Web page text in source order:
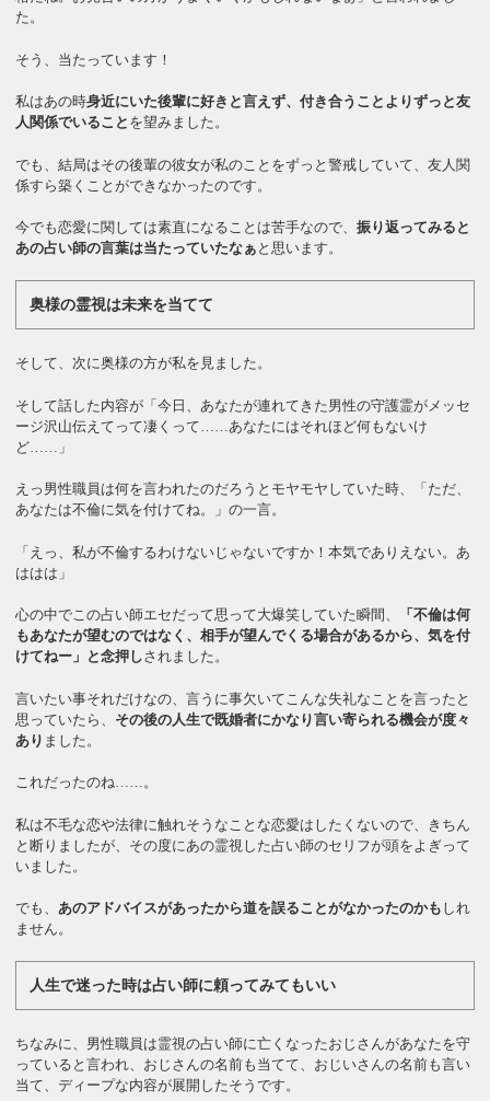
た。
そう、当たっています！
私はあの時身近にいた後輩に好きと言えず、付き合うことよりずっと友
人関係でいること を望みました。
でも、結局はその後輩の彼女が私のことをずっと警戒していて、友人関
係すら築くことができなかったのです。
今でも恋愛に関しては素直になることは苦手なので、振り返ってみると
あの占い師の言葉は当たっていたなぁ と思います。
奥様の霊視は未来を当てて
そして、次に奥様の方が私を見ました。
そして話した内容が「今日、あなたが連れてきた男性の守護霊がメッセ
ージ沢山伝えてって凄くって……あなたにはそれほど何もないけ
ど……」
えっ男性職員は何を言われたのだろうとモヤモヤしていた時、「ただ、
あなたは不倫に気を付けてね。」の一言。
「えっ、私が不倫するわけないじゃないですか！本気でありえない。あ
ははは」
心の中でこの占い師エセだって思って大爆笑していた瞬間、
「不倫は何
もあなたが望むのではなく、相手が望んでくる場合があるから、気を付
けてねー」と念押しされました。
言いたい事それだけなの、言うに事欠いてこんな失礼なことを言ったと
思っていたら、 その後の人生で既婚者にかなり言い寄られる機会が度々
あり ました。
これだったのね……。
私は不毛な恋や法律に触れそうなことな恋愛はしたくないので、きちん
と断りましたが、その度にあの霊視した占い師のセリフが頭をよぎって
いました。
でも、あのアドバイスがあったから道を誤ることがなかったのかも しれ
ません。
人生で迷った時は占い師に頼ってみてもいい
ちなみに、男性職員は霊視の占い師に亡くなったおじさんがあなたを守
っていると言われ、おじさんの名前も当てて、おじいさんの名前も言い
当て、ディープな内容が展開したそうです。